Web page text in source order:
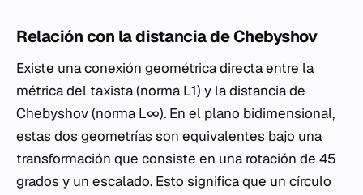
Relación con la distancia de Chebyshov
Existe una conexión geométrica directa entre la
métrica del taxista (norma L1) y la distancia de
Chebyshov (norma L∞). En el plano bidimensional,
estas dos geometrías son equivalentes bajo una
transformación que consiste en una rotación de 45
grados y un escalado. Esto significa que un círculo